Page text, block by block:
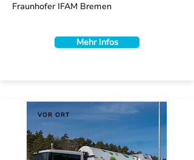
Fraunhofer IFAM Bremen
Mehr Infos
VOR ORT